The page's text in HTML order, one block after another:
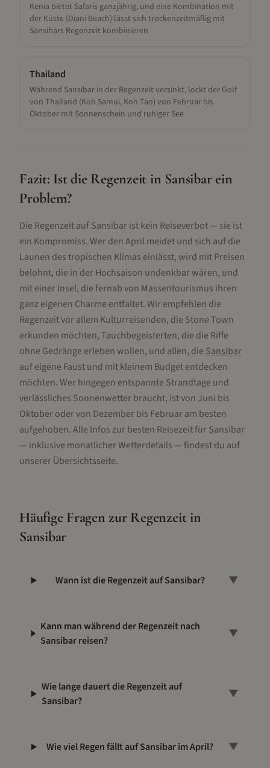
Kenia bietet Safaris ganzjährig, und eine Kombination mit
der Küste (Diani Beach) lässt sich trockenzeitmäßig mit
Sansibars Regenzeit kombinieren
Thailand
Während Sansibar in der Regenzeit versinkt, lockt der Golf
von Thailand (Koh Samui, Koh Tao) von Februar bis
Oktober mit Sonnenschein und ruhiger See
Fazit: Ist die Regenzeit in Sansibarein
Problem?
Die Regenzeit auf Sansibar ist kein Reiseverbot — sie ist
ein Kompromiss. Wer den April meidet und sich auf die
Launen des tropischen Klimas einlässt, wird mit Preisen
belohnt, die in der Hochsaison undenkbar wären, und
mit einer Insel, die fernab von Massentourismus ihren
ganz eigenen Charme entfaltet. Wir empfehlen die
Regenzeit vor allem Kulturreisenden, die Stone Town
erkunden möchten, Tauchbegeisterten, die die Riffe
ohne Gedränge erleben wollen, und allen, die Sansibar
auf eigene Faust und mit kleinem Budget entdecken
möchten. Wer hingegen entspannte Strandtage und
verlässliches Sonnenwetter braucht, ist von Juni bis
Oktober oder von Dezember bis Februar am besten
aufgehoben. Alle Infos zur besten Reisezeit für Sansibar
— inklusive monatlicher Wetterdetails — findest du auf
unserer Übersichtsseite.
Häufige Fragen zur Regenzeit in
Sansibar
Wann ist die Regenzeit auf Sansibar? ▼
Kann man während der Regenzeit nach
Sansibar reisen?
▼
Wie lange dauert die Regenzeit auf
Sansibar?
▼
Wie viel Regen fällt auf Sansibar im April? ▼